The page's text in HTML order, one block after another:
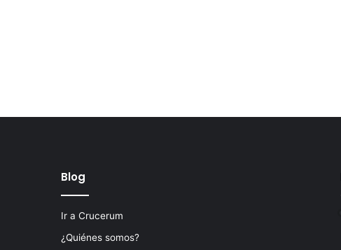
Blog
Ir a Crucerum
¿Quiénes somos?